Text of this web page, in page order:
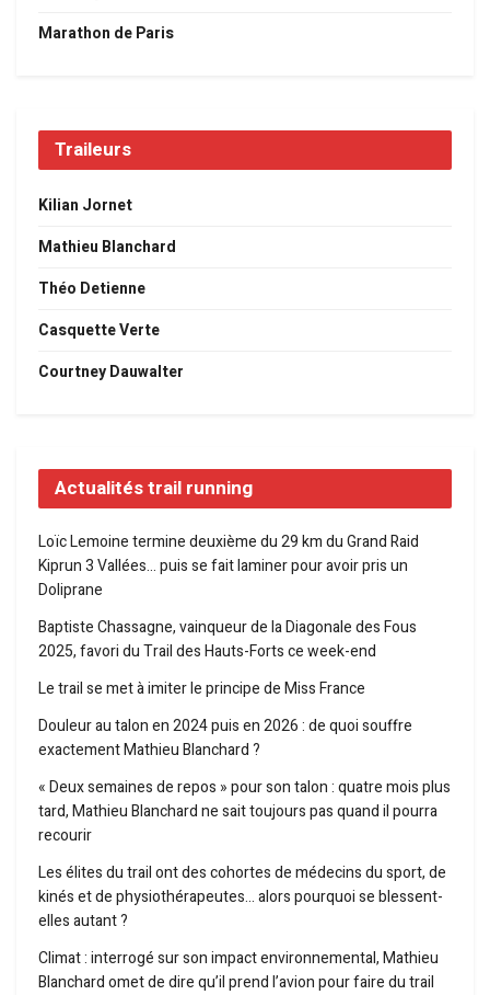
Marathon de Paris
Traileurs
Kilian Jornet
Mathieu Blanchard
Théo Detienne
Casquette Verte
Courtney Dauwalter
Actualités trail running
Loïc Lemoine termine deuxième du 29 km du Grand Raid
Kiprun 3 Vallées… puis se fait laminer pour avoir pris un
Doliprane
Baptiste Chassagne, vainqueur de la Diagonale des Fous
2025, favori du Trail des Hauts-Forts ce week-end
Le trail se met à imiter le principe de Miss France
Douleur au talon en 2024 puis en 2026 : de quoi souffre
exactement Mathieu Blanchard ?
« Deux semaines de repos » pour son talon : quatre mois plus
tard, Mathieu Blanchard ne sait toujours pas quand il pourra
recourir
Les élites du trail ont des cohortes de médecins du sport, de
kinés et de physiothérapeutes… alors pourquoi se blessent-
elles autant ?
Climat : interrogé sur son impact environnemental, Mathieu
Blanchard omet de dire qu’il prend l’avion pour faire du trail